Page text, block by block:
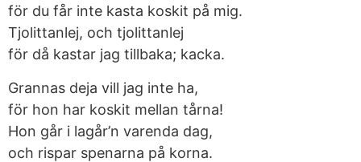
för du får inte kasta koskit på mig.
Tjolittanlej, och tjolittanlej
för då kastar jag tillbaka; kacka.
Grannas deja vill jag inte ha,
för hon har koskit mellan tårna!
Hon går i lagår’n varenda dag,
och rispar spenarna på korna.